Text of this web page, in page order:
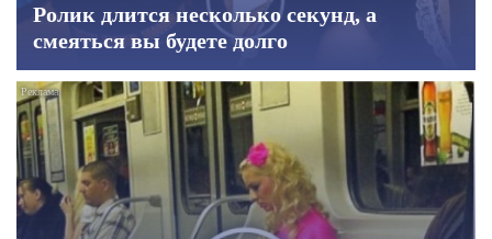
Ролик длится несколько секунд, а
смеяться вы будете долго